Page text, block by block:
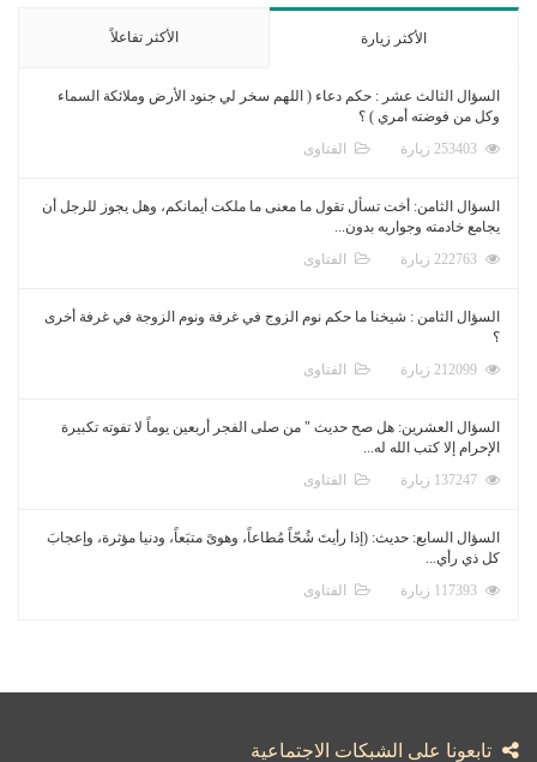
الأكثر زيارة الأكثر تفاعلاً
السؤال الثالث عشر : حكم دعاء ( اللهم سخر لي جنود الأرض وملائكة السماء
وكل من فوضته أمري ) ؟
الفتاوى
السؤال الثامن: أخت تسأل تقول ما معنى ما ملكت أيمانكم، وهل يجوز للرجل أن
يجامع خادمته وجواريه بدون...
الفتاوى
السؤال الثامن : شيخنا ما حكم نوم الزوج في غرفة ونوم الزوجة في غرفة أخرى
؟
الفتاوى
السؤال العشرين: هل صح حديث " من صلى الفجر أربعين يوماً لا تفوته تكبيرة
الإحرام إلا كتب الله له...
الفتاوى
السؤال السابع: حديث: (إذا رأيتَ شُحّاً مُطاعاً، وهوىً متبَعاً، ودنيا مؤثرة، وإعجابَ
كل ذي رأي...
الفتاوى
تابعونا على الشبكات الاجتماعية